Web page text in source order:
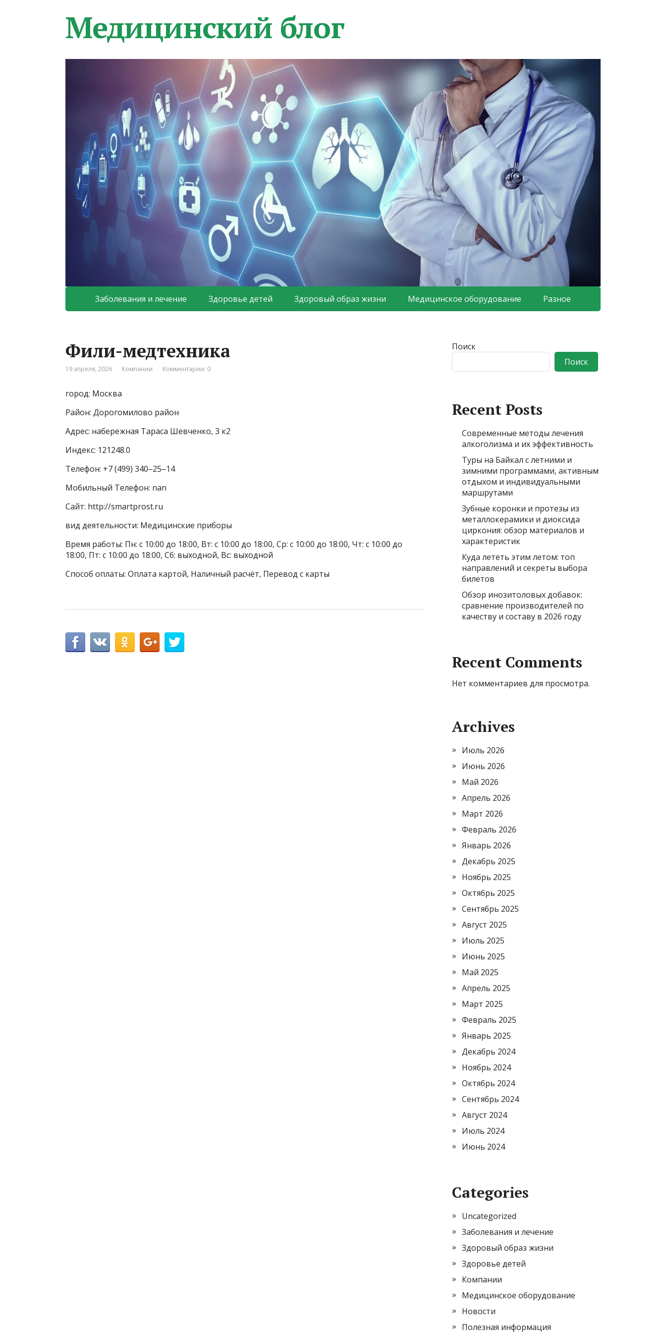
Медицинский блог
Заболевания и лечение Здоровье детей Здоровый образ жизни Медицинское оборудование Разное
Фили-медтехника
19 апреля, 2026 Компании Комментарии: 0
город: Москва
Район: Дорогомилово район
Адрес: набережная Тараса Шевченко, 3 к2
Индекс: 121248.0
Телефон: +7 (499) 340‒25‒14
Мобильный Телефон: nan
Сайт: http://smartprost.ru
вид деятельности: Медицинские приборы
Время работы: Пн: с 10:00 до 18:00, Вт: с 10:00 до 18:00, Ср: с 10:00 до 18:00, Чт: с 10:00 до
18:00, Пт: с 10:00 до 18:00, Сб: выходной, Вс: выходной
Способ оплаты: Оплата картой, Наличный расчёт, Перевод с карты
Поиск
Поиск
Recent Posts
Современные методы лечения
алкоголизма и их эффективность
Туры на Байкал с летними и
зимними программами, активным
отдыхом и индивидуальными
маршрутами
Зубные коронки и протезы из
металлокерамики и диоксида
циркония: обзор материалов и
характеристик
Куда лететь этим летом: топ
направлений и секреты выбора
билетов
Обзор инозитоловых добавок:
сравнение производителей по
качеству и составу в 2026 году
Recent Comments
Нет комментариев для просмотра.
Archives
Июль 2026
Июнь 2026
Май 2026
Апрель 2026
Март 2026
Февраль 2026
Январь 2026
Декабрь 2025
Ноябрь 2025
Октябрь 2025
Сентябрь 2025
Август 2025
Июль 2025
Июнь 2025
Май 2025
Апрель 2025
Март 2025
Февраль 2025
Январь 2025
Декабрь 2024
Ноябрь 2024
Октябрь 2024
Сентябрь 2024
Август 2024
Июль 2024
Июнь 2024
Categories
Uncategorized
Заболевания и лечение
Здоровый образ жизни
Здоровье детей
Компании
Медицинское оборудование
Новости
Полезная информация